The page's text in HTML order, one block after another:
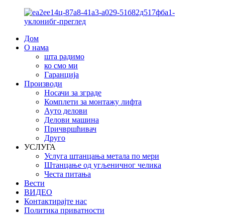
Дом
О нама
шта радимо
ко смо ми
Гаранција
Производи
Носачи за зграде
Комплети за монтажу лифта
Ауто делови
Делови машина
Причвршћивач
Друго
УСЛУГА
Услуга штанцања метала по мери
Штанцање од угљеничног челика
Честа питања
Вести
ВИДЕО
Контактирајте нас
Политика приватности